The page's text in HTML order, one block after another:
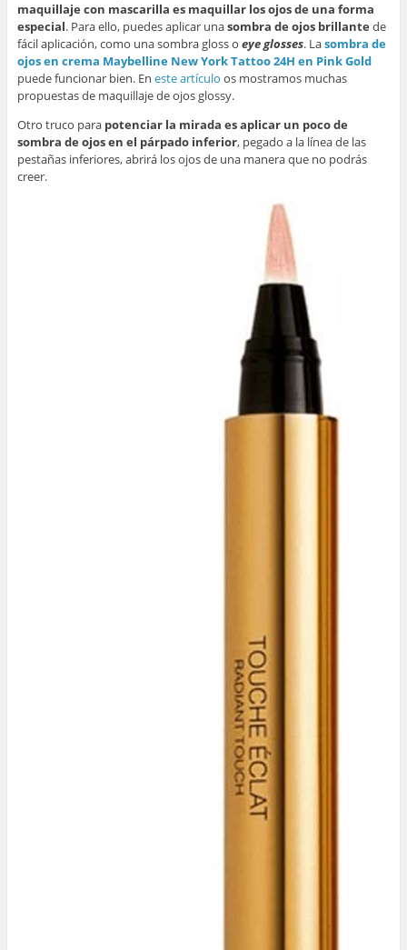
maquillaje con mascarilla es maquillar los ojos de una forma
especial. Para ello, puedes aplicar unasombra de ojos brillante de
fácil aplicación, como una sombra gloss o eye glosses. Lasombra de
ojos en crema Maybelline New York Tattoo 24H en Pink Gold
puede funcionar bien. En este artículo os mostramos muchas
propuestas de maquillaje de ojos glossy.
Otro truco para potenciar la mirada es aplicar un poco de
sombra de ojos en el párpado inferior, pegado a la línea de las
pestañas inferiores, abrirá los ojos de una manera que no podrás
creer.